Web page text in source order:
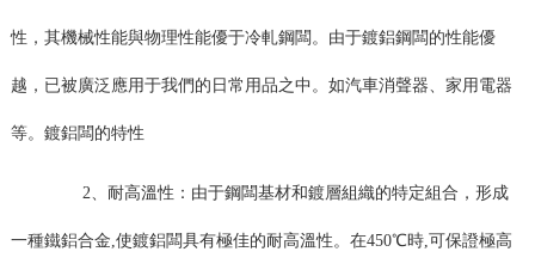
性，其機械性能與物理性能優于冷軋鋼闆。由于鍍鋁鋼闆的性能優
越，已被廣泛應用于我們的日常用品之中。如汽車消聲器、家用電器
等。鍍鋁闆的特性
2、耐高溫性：由于鋼闆基材和鍍層組織的特定組合，形成
一種鐵鋁合金,使鍍鋁闆具有極佳的耐高溫性。在450℃時,可保證極高